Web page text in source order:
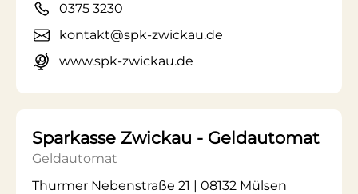
0375 3230
kontakt@spk-zwickau.de
www.spk-zwickau.de
Sparkasse Zwickau - Geldautomat
Geldautomat
Thurmer Nebenstraße 21 | 08132 Mülsen